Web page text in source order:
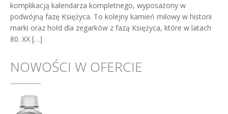
komplikacją kalendarza kompletnego, wyposażony w
podwójną fazę Księżyca. To kolejny kamień milowy w historii
marki oraz hołd dla zegarków z fazą Księżyca, które w latach
80. XX […]
NOWOŚCI W OFERCIE